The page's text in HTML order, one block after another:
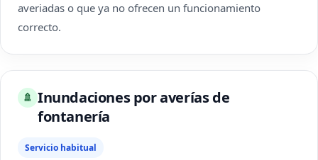
averiadas o que ya no ofrecen un funcionamiento
correcto.
🚿 Inundaciones por averías de
fontanería
Servicio habitual